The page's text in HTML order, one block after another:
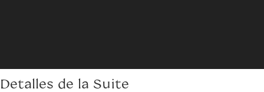
Detalles de la Suite